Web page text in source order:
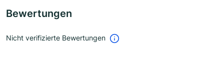
Bewertungen
Nicht verifizierte Bewertungen